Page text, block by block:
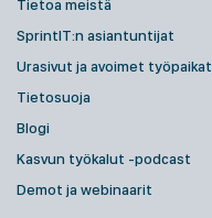
Tietoa meistä
SprintIT:n asiantuntijat
Urasivut ja avoimet työpaikat
Tietosuoja
Blogi
Kasvun työkalut -podcast
Demot ja webinaarit